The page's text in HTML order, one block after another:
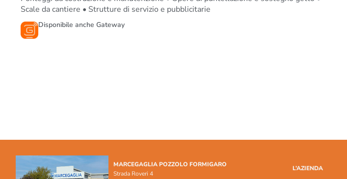
Scale da cantiere • Strutture di servizio e pubblicitarie
Disponibile anche Gateway
MARCEGAGLIA POZZOLO FORMIGARO
Strada Roveri 4
L’AZIENDA